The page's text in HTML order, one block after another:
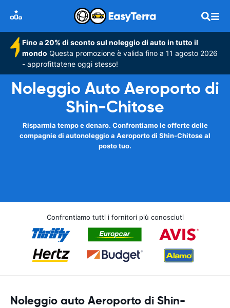
Fino a 20% di sconto sul noleggio di auto in tutto il
mondo Questa promozione è valida fino a 11 agosto 2026
- approfittatene oggi stesso!
Noleggio Auto Aeroporto di
Shin-Chitose
Risparmia tempo e denaro. Confrontiamo le offerte delle
compagnie di autonoleggio a Aeroporto di Shin-Chitose al
posto tuo.
Confrontiamo tutti i fornitori più conosciuti
Noleggio auto Aeroporto di Shin-